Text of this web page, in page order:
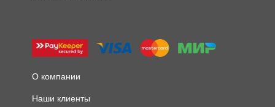
О компании
Наши клиенты